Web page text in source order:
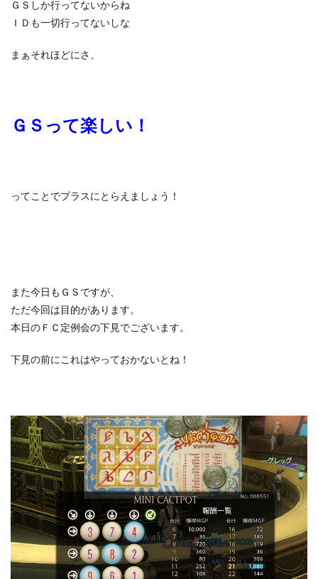
ＧＳしか行ってないからね
ＩＤも一切行ってないしな
まぁそれほどにさ、
ＧＳって楽しい！
ってことでプラスにとらえましょう！
また今日もＧＳですが、
ただ今回は目的があります。
本日のＦＣ定例会の下見でございます。
下見の前にこれはやっておかないとね！